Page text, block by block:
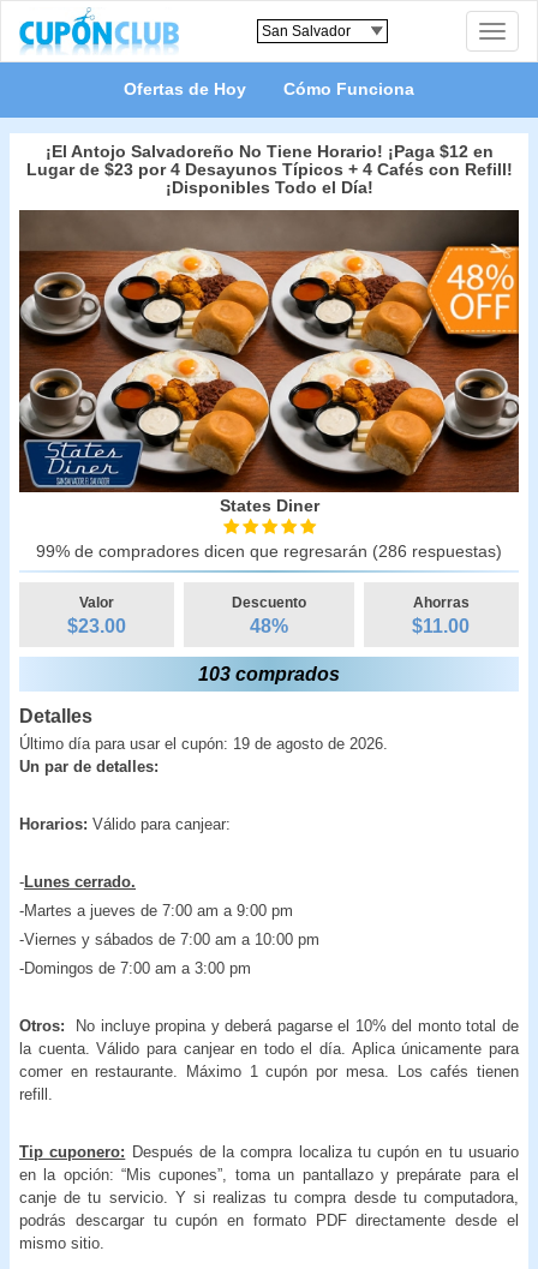
Toggle
Ofertas de Hoy Cómo Funciona
¡El Antojo Salvadoreño No Tiene Horario! ¡Paga $12 en
Lugar de $23 por 4 Desayunos Típicos + 4 Cafés con Refill!
¡Disponibles Todo el Día!
States Diner
99% de compradores dicen que regresarán (286 respuestas)
Valor
$23.00
Descuento
48%
Ahorras
$11.00
103 comprados
Detalles
Último día para usar el cupón: 19 de agosto de 2026.
Un par de detalles:
Horarios: Válido para canjear:
- Lunes cerrado.
-Martes a jueves de 7:00 am a 9:00 pm
-Viernes y sábados de 7:00 am a 10:00 pm
-Domingos de 7:00 am a 3:00 pm
Otros:
No incluye propina y deberá pagarse el 10% del monto total de
la cuenta. Válido para canjear en todo el día. Aplica únicamente para
comer en restaurante. Máximo 1 cupón por mesa. Los cafés tienen
refill.
Tip cuponero: Después de la compra localiza tu cupón en tu usuario
en la opción: “Mis cupones”, toma un pantallazo y prepárate para el
canje de tu servicio. Y si realizas tu compra desde tu computadora,
podrás descargar tu cupón en formato PDF directamente desde el
mismo sitio.